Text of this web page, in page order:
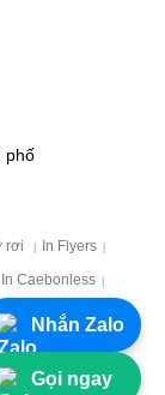
phố
rơi In Flyers
In Caebonless
Nhắn Zalo
Gọi ngay